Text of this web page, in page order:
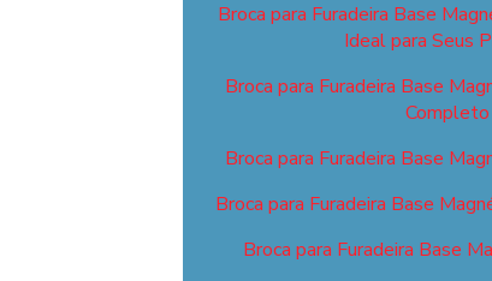
Broca para Furadeira Base
Ideal para Seus
Broca para Furadeira Base
Completo
Broca para Furadeira Base
Broca para Furadeira Base
Broca para Furadeira Base